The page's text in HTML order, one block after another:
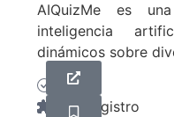
AIQuizMe es
inteligencia
dinámicos sobre
Gratis
Sin Registro